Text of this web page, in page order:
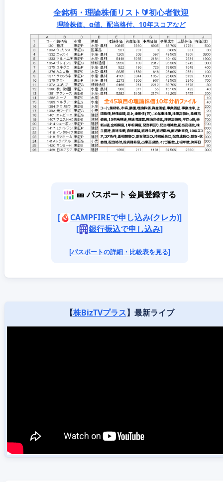
全銘柄・理論株価リスト🔰初心者歓迎
理論株価、α値、配当格付、10年スコアなど
🎫 パスポート 会員登録する
[
CAMPFIREで申し込み(クレカ)]
[
銀行振込で申し込み]
[パスポートの詳細・比較表を見る]
【株BizTVプラス】最新ライブ